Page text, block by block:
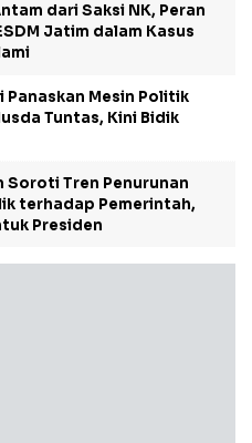
dari Saksi NK, Peran
Jatim dalam Kasus
Panaskan Mesin Politik
Tuntas, Kini Bidik
Soroti Tren Penurunan
terhadap Pemerintah,
Presiden